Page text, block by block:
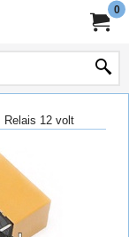
0
Relais 12 volt